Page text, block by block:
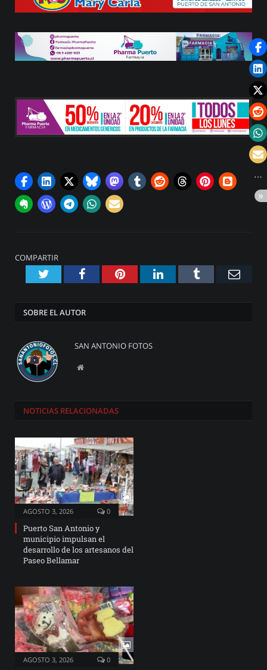
COMPARTIR
TwitterFacebookPinterestLinkedInTumblr
SOBRE EL AUTOR
SAN ANTONIO FOTOS
Website
NOTICIAS RELACIONADAS
AGOSTO 3, 2026 0
Puerto San Antonio y
municipio impulsan el
desarrollo de los artesanos del
Paseo Bellamar
AGOSTO 3, 2026 0